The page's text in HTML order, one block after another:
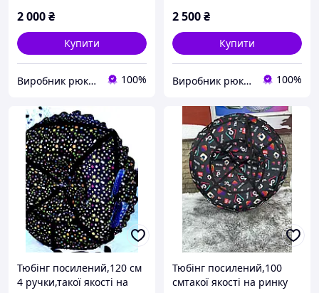
2 000₴
Купити
Виробник рюкзаків "VA" 100%
2 500₴
Купити
Виробник рюкзаків "VA" 100%
Тюбінг посилений,120 см
4 ручки,такої якості на
Тюбінг посилений,100
смтакої якості на ринку